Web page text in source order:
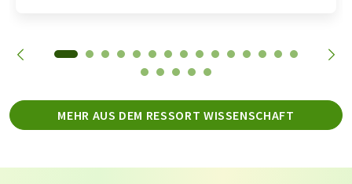
MEHR AUS DEM RESSORT WISSENSCHAFT